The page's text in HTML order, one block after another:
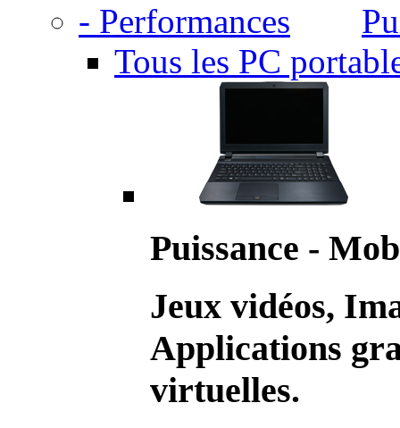
Tous les PC
Puissance -
Jeux vidéos,
Applications
virtuelles.